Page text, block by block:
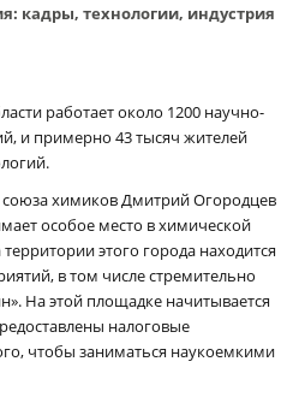
кадры, технологии, индустрия
работает около 1200 научно-
и примерно 43 тысяч жителей
союза химиков Дмитрий Огородцев
особое место в химической
этого города находится
в том числе стремительно
На этой площадке начитывается
налоговые
чтобы заниматься наукоемкими